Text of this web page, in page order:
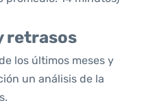
retrasos
los últimos meses y
un análisis de la